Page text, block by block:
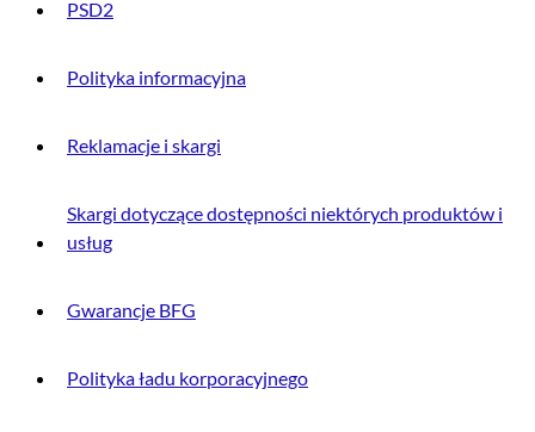
PSD2
Polityka informacyjna
Reklamacje i skargi
Skargi dotyczące dostępności niektórych produktów i
usług
Gwarancje BFG
Polityka ładu korporacyjnego